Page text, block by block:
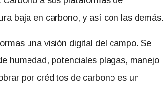
baja en carbono, y así con las demás.
una visión digital del campo. Se
humedad, potenciales plagas, manejo
por créditos de carbono es un